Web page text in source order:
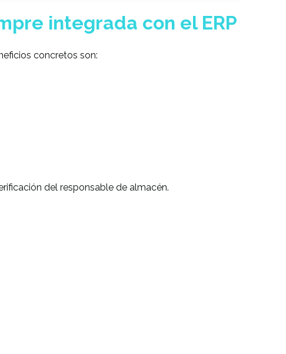
integrada con el ERP
concretos son:
del responsable de almacén.